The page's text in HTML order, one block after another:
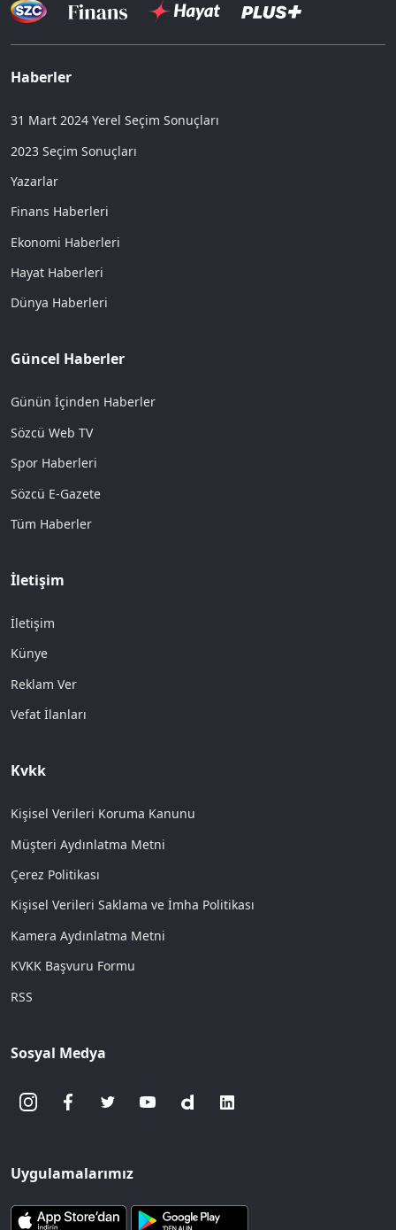
Haberler
31 Mart 2024 Yerel Seçim Sonuçları
2023 Seçim Sonuçları
Yazarlar
Finans Haberleri
Ekonomi Haberleri
Hayat Haberleri
Dünya Haberleri
Güncel Haberler
Günün İçinden Haberler
Sözcü Web TV
Spor Haberleri
Sözcü E-Gazete
Tüm Haberler
İletişim
İletişim
Künye
Reklam Ver
Vefat İlanları
Kvkk
Kişisel Verileri Koruma Kanunu
Müşteri Aydınlatma Metni
Çerez Politikası
Kişisel Verileri Saklama ve İmha Politikası
Kamera Aydınlatma Metni
KVKK Başvuru Formu
RSS
Sosyal Medya
Uygulamalarımız